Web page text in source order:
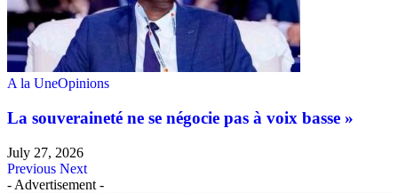
A la UneOpinions
La souveraineté ne se négocie pas à voix basse »
July 27, 2026
Previous Next
- Advertisement -